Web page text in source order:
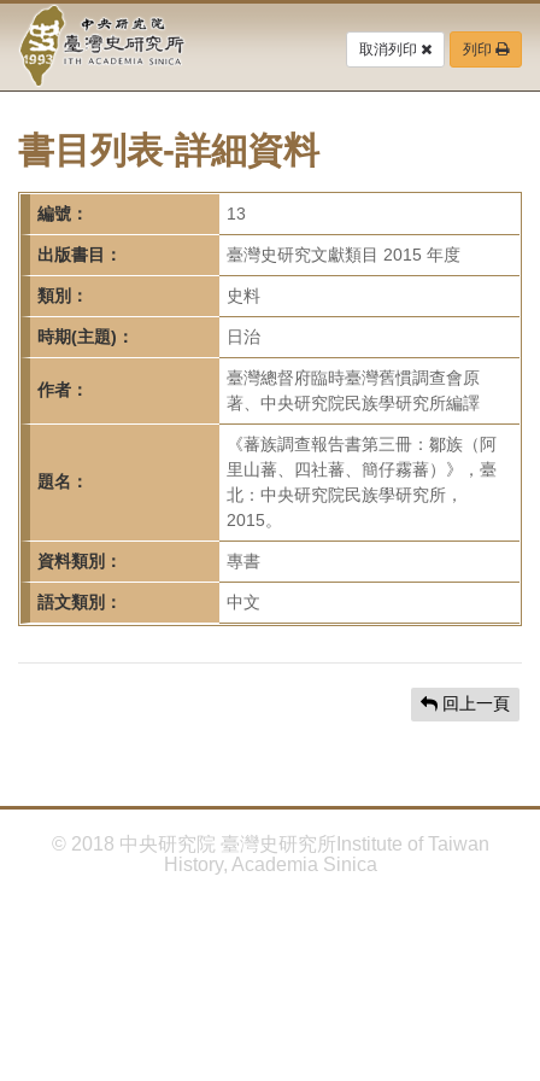
要
中
央
研
究
院-
臺
灣
史
研
所-
首
頁
取消列印 列印
書目列表-詳細資料
編號： 13
出版書目： 臺灣史研究文獻類目 2015 年度
類別： 史料
時期(主題)： 日治
作者：
臺灣總督府臨時臺灣舊慣調查會原
著、中央研究院民族學研究所編譯
題名：
《蕃族調查報告書第三冊：鄒族（阿
里山蕃、四社蕃、簡仔霧蕃）》，臺
北：中央研究院民族學研究所，
2015。
資料類別： 專書
語文類別： 中文
回上一頁
© 2018 中央研究院 臺灣史研究所Institute of Taiwan
History, Academia Sinica